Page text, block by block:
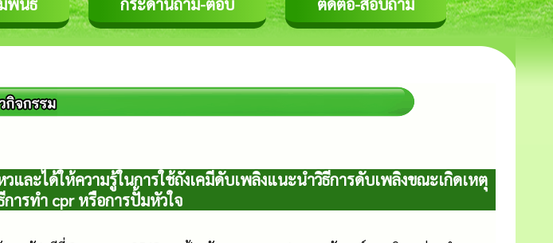
ะได้ให้ความรู้ในการใช้ถังเคมีดับเพลิงแนะนำวิธีการดับเพลิงขณะเกิดเหตุ
ารทำ cpr หรือการปั้มหัวใจ